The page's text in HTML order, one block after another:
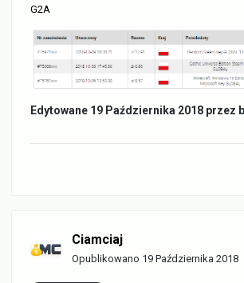
G2A
Edytowane 19 Października 2018 przez
Ciamciaj
Opublikowano 19 Października 2018